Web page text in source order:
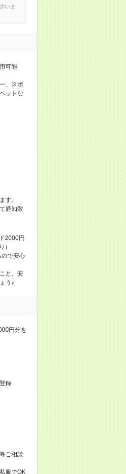
いま
可能
、スポ
ットな
す。
通知致
2000円
）
で安心
と。安
う♪
円分を
録
ご相談
服でOK